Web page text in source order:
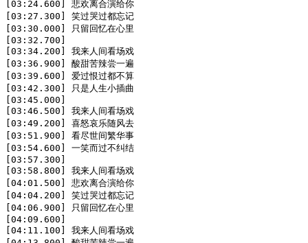
[03:24.600] 悲欢离合演给你
[03:27.300] 笑过哭过都忘记
[03:30.000] 只留回忆在心里
[03:32.700]
[03:34.200] 我来人间看场戏
[03:36.900] 酸甜苦辣尝一遍
[03:39.600] 爱过恨过都不算
[03:42.300] 只是人生小插曲
[03:45.000]
[03:46.500] 我来人间看场戏
[03:49.200] 喜怒哀乐随风去
[03:51.900] 看尽世间繁华事
[03:54.600] 一笑而过不纠结
[03:57.300]
[03:58.800] 我来人间看场戏
[04:01.500] 悲欢离合演给你
[04:04.200] 笑过哭过都忘记
[04:06.900] 只留回忆在心里
[04:09.600]
[04:11.100] 我来人间看场戏